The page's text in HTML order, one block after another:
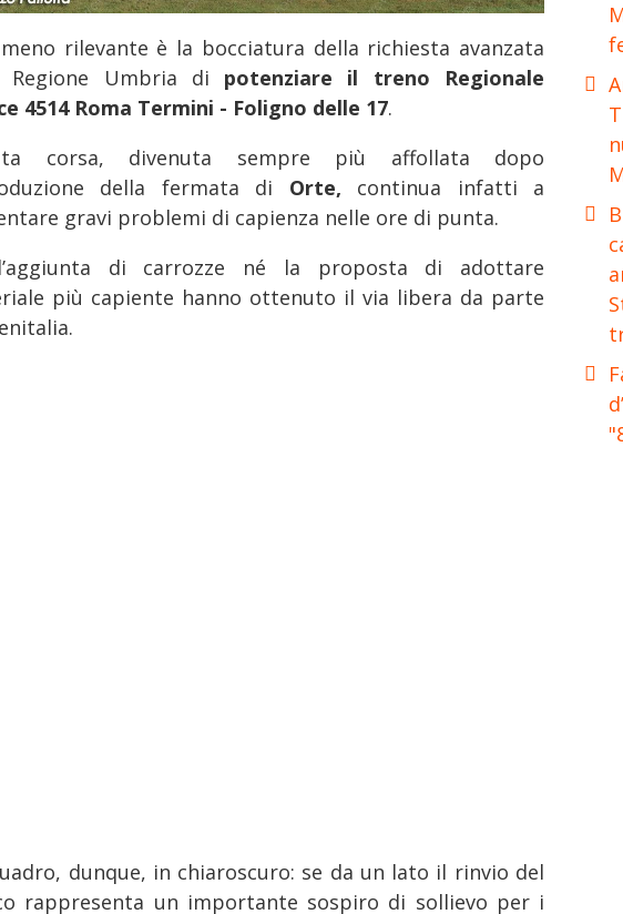
rilevante è la bocciatura della richiesta avanzata
Regione Umbria di potenziare il treno Regionale
4514 Roma Termini - Foligno delle 17.
corsa, divenuta sempre più affollata dopo
della fermata di Orte, continua infatti a
gravi problemi di capienza nelle ore di punta.
di carrozze né la proposta di adottare
più capiente hanno ottenuto il via libera da parte
dunque, in chiaroscuro: se da un lato il rinvio del
rappresenta un importante sospiro di sollievo per i